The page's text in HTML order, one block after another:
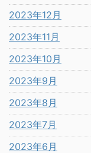
2023年12月
2023年11月
2023年10月
2023年9月
2023年8月
2023年7月
2023年6月